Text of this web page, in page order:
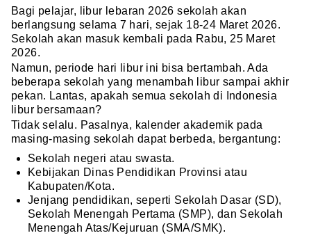
Bagi pelajar, libur lebaran 2026 sekolah akan
berlangsung selama 7 hari, sejak 18-24 Maret 2026.
Sekolah akan masuk kembali pada Rabu, 25 Maret
2026.
Namun, periode hari libur ini bisa bertambah. Ada
beberapa sekolah yang menambah libur sampai akhir
pekan. Lantas, apakah semua sekolah di Indonesia
libur bersamaan?
Tidak selalu. Pasalnya, kalender akademik pada
masing-masing sekolah dapat berbeda, bergantung:
Sekolah negeri atau swasta.
Kebijakan Dinas Pendidikan Provinsi atau
Kabupaten/Kota.
Jenjang pendidikan, seperti Sekolah Dasar (SD),
Sekolah Menengah Pertama (SMP), dan Sekolah
Menengah Atas/Kejuruan (SMA/SMK).